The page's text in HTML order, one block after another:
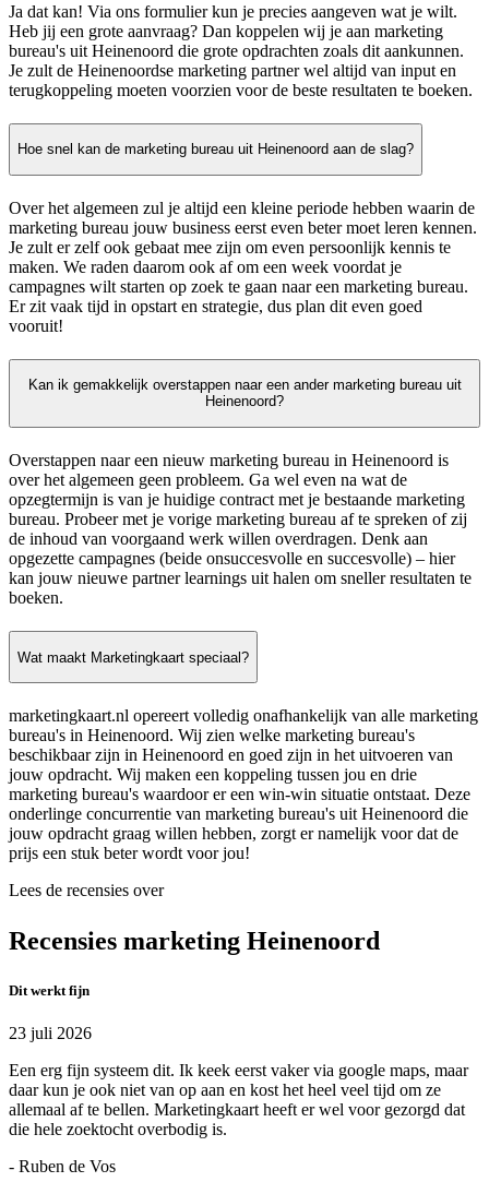
Ja dat kan! Via ons formulier kun je precies aangeven wat je wilt.
Heb jij een grote aanvraag? Dan koppelen wij je aan marketing
bureau's uit Heinenoord die grote opdrachten zoals dit aankunnen.
Je zult de Heinenoordse marketing partner wel altijd van input en
terugkoppeling moeten voorzien voor de beste resultaten te boeken.
Hoe snel kan de marketing bureau uit Heinenoord aan de slag?
Over het algemeen zul je altijd een kleine periode hebben waarin de
marketing bureau jouw business eerst even beter moet leren kennen.
Je zult er zelf ook gebaat mee zijn om even persoonlijk kennis te
maken. We raden daarom ook af om een week voordat je
campagnes wilt starten op zoek te gaan naar een marketing bureau.
Er zit vaak tijd in opstart en strategie, dus plan dit even goed
vooruit!
Kan ik gemakkelijk overstappen naar een ander marketing bureau uit
Heinenoord?
Overstappen naar een nieuw marketing bureau in Heinenoord is
over het algemeen geen probleem. Ga wel even na wat de
opzegtermijn is van je huidige contract met je bestaande marketing
bureau. Probeer met je vorige marketing bureau af te spreken of zij
de inhoud van voorgaand werk willen overdragen. Denk aan
opgezette campagnes (beide onsuccesvolle en succesvolle) – hier
kan jouw nieuwe partner learnings uit halen om sneller resultaten te
boeken.
Wat maakt Marketingkaart speciaal?
marketingkaart.nl opereert volledig onafhankelijk van alle marketing
bureau's in Heinenoord. Wij zien welke marketing bureau's
beschikbaar zijn in Heinenoord en goed zijn in het uitvoeren van
jouw opdracht. Wij maken een koppeling tussen jou en drie
marketing bureau's waardoor er een win-win situatie ontstaat. Deze
onderlinge concurrentie van marketing bureau's uit Heinenoord die
jouw opdracht graag willen hebben, zorgt er namelijk voor dat de
prijs een stuk beter wordt voor jou!
Lees de recensies over
Recensies marketing Heinenoord
Dit werkt fijn
23 juli 2026
Een erg fijn systeem dit. Ik keek eerst vaker via google maps, maar
daar kun je ook niet van op aan en kost het heel veel tijd om ze
allemaal af te bellen. Marketingkaart heeft er wel voor gezorgd dat
die hele zoektocht overbodig is.
- Ruben de Vos